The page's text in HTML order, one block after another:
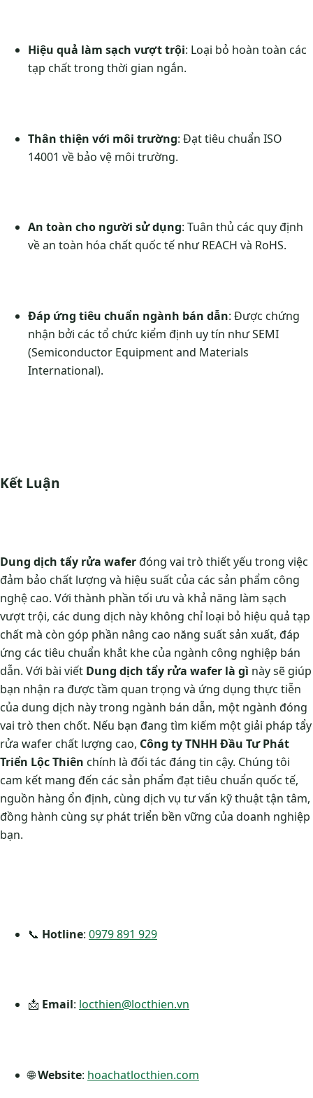
Hiệu quả làm sạch vượt trội: Loại bỏ hoàn toàn các
tạp chất trong thời gian ngắn.
Thân thiện với môi trường: Đạt tiêu chuẩn ISO
14001 về bảo vệ môi trường.
An toàn cho người sử dụng: Tuân thủ các quy định
về an toàn hóa chất quốc tế như REACH và RoHS.
Đáp ứng tiêu chuẩn ngành bán dẫn: Được chứng
nhận bởi các tổ chức kiểm định uy tín như SEMI
(Semiconductor Equipment and Materials
International).
Kết Luận
Dung dịch tẩy rửa waferđóng vai trò thiết yếu trong việc
đảm bảo chất lượng và hiệu suất của các sản phẩm công
nghệ cao. Với thành phần tối ưu và khả năng làm sạch
vượt trội, các dung dịch này không chỉ loại bỏ hiệu quả tạp
chất mà còn góp phần nâng cao năng suất sản xuất, đáp
ứng các tiêu chuẩn khắt khe của ngành công nghiệp bán
dẫn. Với bài viết Dung dịch tẩy rửa wafer là gì này sẽ giúp
bạn nhận ra được tầm quan trọng và ứng dụng thực tiễn
của dung dịch này trong ngành bán dẫn, một ngành đóng
vai trò then chốt. Nếu bạn đang tìm kiếm một giải pháp tẩy
rửa wafer chất lượng cao, Công ty TNHH Đầu Tư Phát
Triển Lộc Thiên chính là đối tác đáng tin cậy. Chúng tôi
cam kết mang đến các sản phẩm đạt tiêu chuẩn quốc tế,
nguồn hàng ổn định, cùng dịch vụ tư vấn kỹ thuật tận tâm,
đồng hành cùng sự phát triển bền vững của doanh nghiệp
bạn.
📞 Hotline: 0979 891 929
📩 Email: locthien@locthien.vn
🌐Website: hoachatlocthien.com